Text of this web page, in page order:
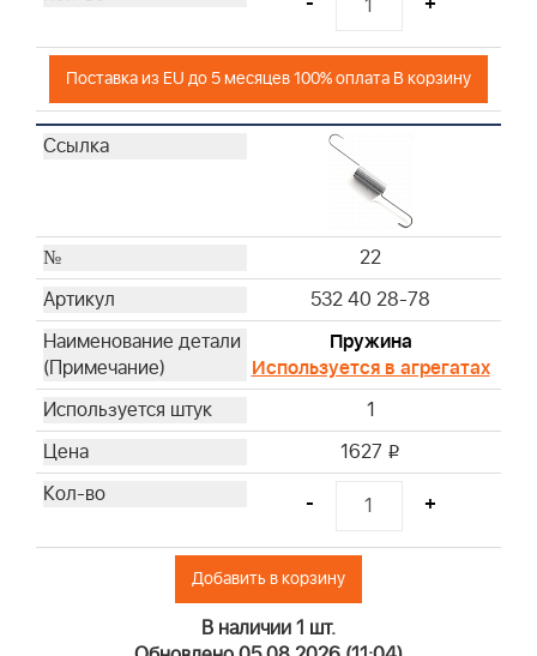
Поставка из EU до 5 месяцев 100% оплата В корзину
22
532 40 28-78
Пружина
Используется в агрегатах
1
1627 i
- +
Добавить в корзину
В наличии 1 шт.